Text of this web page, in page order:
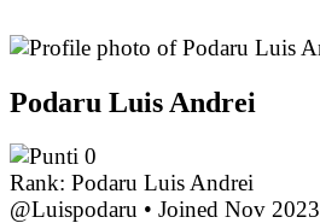
Podaru Luis Andrei
0
Rank: Podaru Luis Andrei
@Luispodaru • Joined Nov 2023